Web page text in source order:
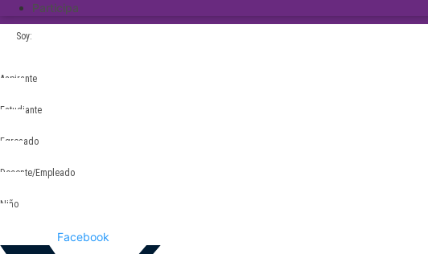
Participa
Soy:
Aspirante
Estudiante
Egresado
Docente/Empleado
Niño
Facebook